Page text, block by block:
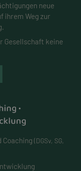
neue
ihrem Weg zur
Gesellschaft keine
•
Coaching (DGSv, SG,